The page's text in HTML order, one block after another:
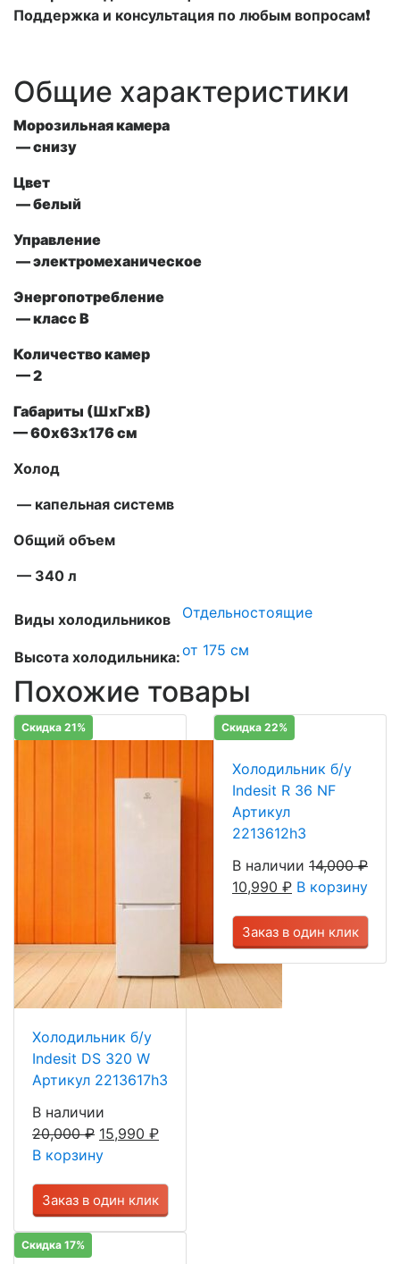
Поддержка и консультация по любым вопросам❗
Общие характеристики
Морозильная камера
— снизу
Цвет
— белый
Управление
— электромеханическое
Энергопотребление
— класс B
Количество камер
— 2
Габариты (ШxГxВ)
— 60х63х176 см
Холод
— капельная системв
Общий объем
— 340 л
Виды холодильников Отдельностоящие
Высота холодильника:от 175 см
Похожие товары
Скидка 21%
Холодильник б/у
Indesit DS 320 W
Артикул 2213617h3
В наличии
20,000₽ 15,990 ₽
В корзину
Заказ в один клик
Скидка 22%
Холодильник б/у
Indesit R 36 NF
Артикул
2213612h3
В наличии 14,000₽
10,990 ₽ В корзину
Заказ в один клик
Скидка 17%